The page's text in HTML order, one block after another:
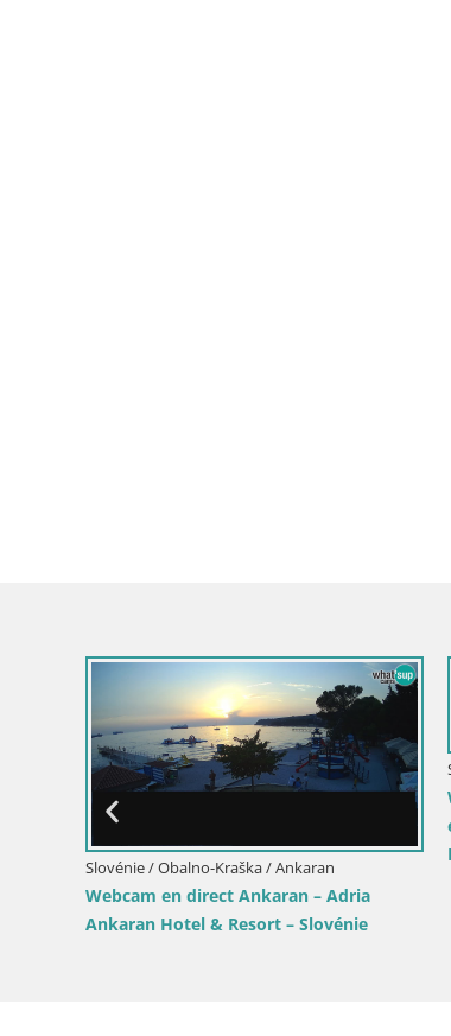
Slovénie / Obalno-Kraška / Piran
Webcam en direct de Piran “Mandrač” –
Incroyable vue en direct de la Villa